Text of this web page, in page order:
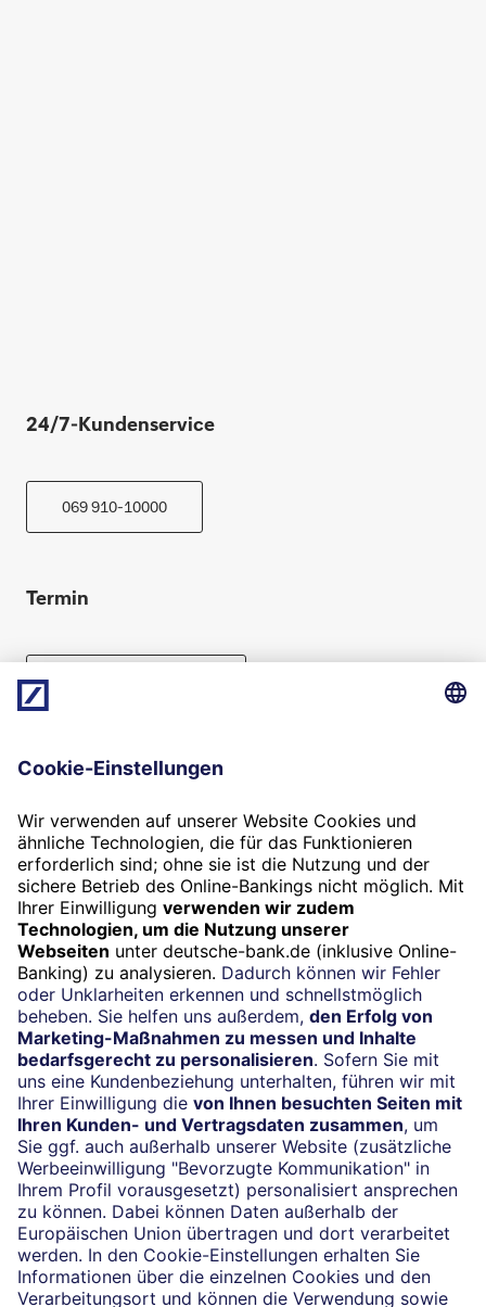
24/7-Kundenservice
069 910-10000
Termin
Folgen Sie uns
Widerruf
Vertrag widerrufen
Impressum
Konditionen und Preise
Rechtliche Hinweise
Datenschutz
Barrierefreiheit